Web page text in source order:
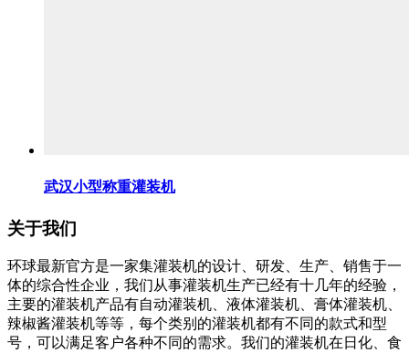
武汉小型称重灌装机
关于我们
环球最新官方是一家集灌装机的设计、研发、生产、销售于一
体的综合性企业，我们从事灌装机生产已经有十几年的经验，
主要的灌装机产品有自动灌装机、液体灌装机、膏体灌装机、
辣椒酱灌装机等等，每个类别的灌装机都有不同的款式和型
号，可以满足客户各种不同的需求。我们的灌装机在日化、食